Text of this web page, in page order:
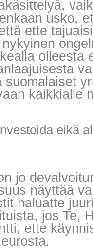
usko,
ette
olleesta
suomalaiset
kaikkialle
eikä
jo
näyttää
haluatte
jos Te,
ette